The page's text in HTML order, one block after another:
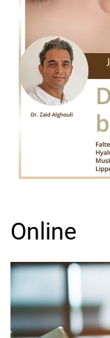
Online